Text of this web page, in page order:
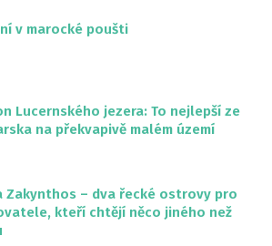
v marocké poušti
Lucernského jezera: To nejlepší ze
na překvapivě malém území
Zakynthos – dva řecké ostrovy pro
kteří chtějí něco jiného než